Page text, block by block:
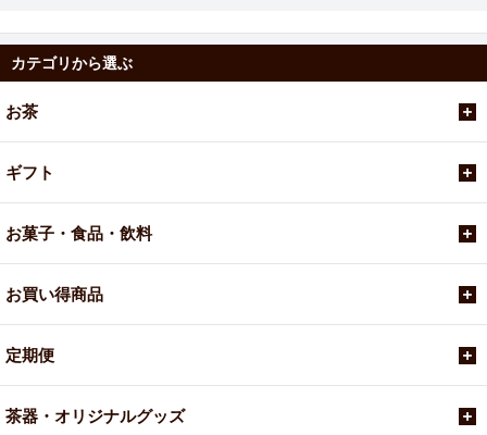
カテゴリから選ぶ
お茶
ギフト
お菓子・食品・飲料
お買い得商品
定期便
茶器・オリジナルグッズ